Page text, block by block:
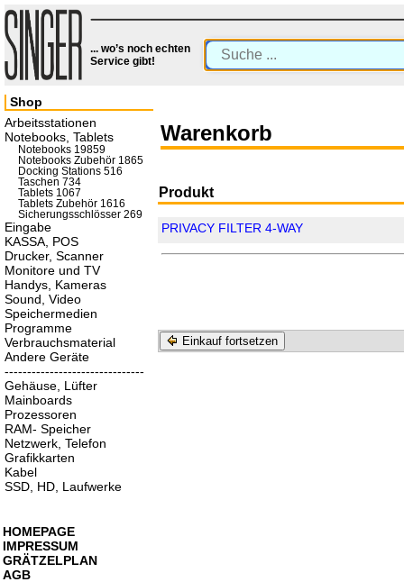
... wo’s noch echten
Service gibt!
Warenkorb
Produkt
PRIVACY FILTER 4-WAY
Einkauf fortsetzen
Shop
Arbeitsstationen
Notebooks, Tablets
Notebooks 19859
Notebooks Zubehör 1865
Docking Stations 516
Taschen 734
Tablets 1067
Tablets Zubehör 1616
Sicherungsschlösser 269
Eingabe
KASSA, POS
Drucker, Scanner
Monitore und TV
Handys, Kameras
Sound, Video
Speichermedien
Programme
Verbrauchsmaterial
Andere Geräte
-------------------------------
Gehäuse, Lüfter
Mainboards
Prozessoren
RAM- Speicher
Netzwerk, Telefon
Grafikkarten
Kabel
SSD, HD, Laufwerke
HOMEPAGE
IMPRESSUM
GRÄTZELPLAN
AGB